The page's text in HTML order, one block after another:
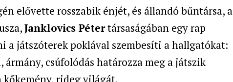
elővette rosszabik énjét, és állandó bűntársa, a
Janklovics Pétertársaságában egy rap
a játszóterek poklával szembesíti a hallgatókat:
csúfolódás határozza meg a játszik
rideg világát.